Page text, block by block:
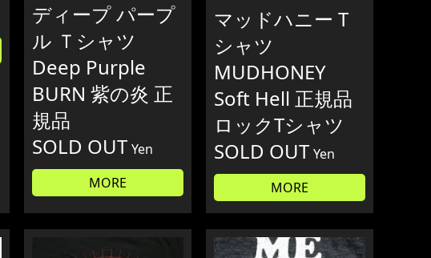
ディープ パープ
ル Ｔシャツ
Deep Purple
BURN 紫の炎 正
規品
SOLD OUT Yen
MORE
マッドハニー T
シャツ
MUDHONEY
Soft Hell 正規品
ロックTシャツ
SOLD OUT Yen
MORE